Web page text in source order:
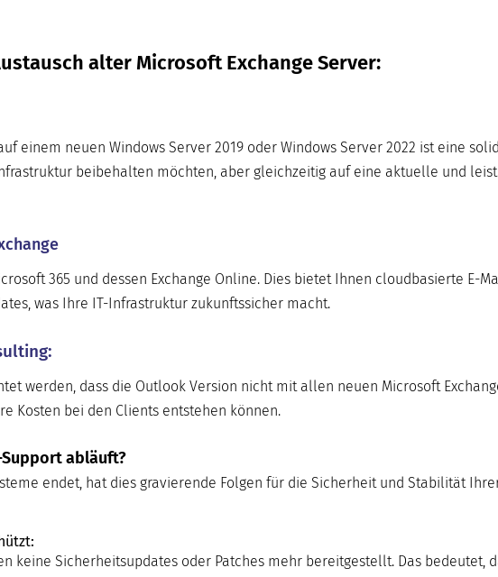
alter Microsoft Exchange Server:
einem neuen Windows Server 2019 oder Windows Server 2022 ist eine
beibehalten möchten, aber gleichzeitig auf eine aktuelle und
365 und dessen Exchange Online. Dies bietet Ihnen cloudbasierte E-
was Ihre IT-Infrastruktur zukunftssicher macht.
werden, dass die Outlook Version nicht mit allen neuen Microsoft
Kosten bei den Clients entstehen können.
abläuft?
endet, hat dies gravierende Folgen für die Sicherheit und Stabilität
keine Sicherheitsupdates oder Patches mehr bereitgestellt. Das bedeutet,